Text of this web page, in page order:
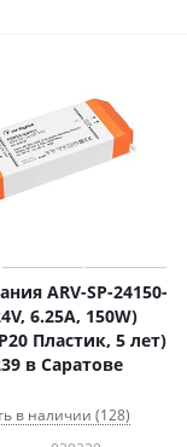
ARV-SP-24150-
6.25A, 150W)
Пластик, 5 лет)
в Саратове
в наличии (128)